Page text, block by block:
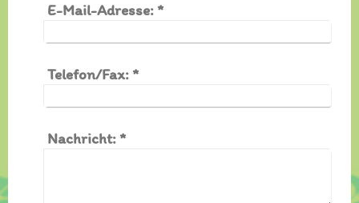
E-Mail-Adresse:*
Telefon/Fax:*
Nachricht:*